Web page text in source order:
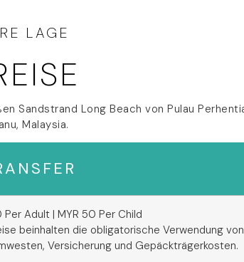
LAGE
Sandstrand Long Beach von Pulau
Malaysia.
Per Adult | MYR 50 Per Child
beinhalten die obligatorische Verwendung von
Versicherung und Gepäckträgerkosten.